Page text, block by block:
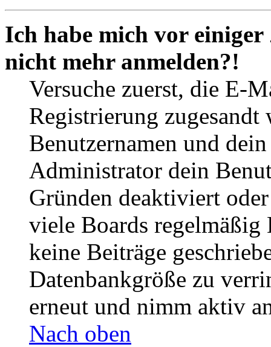
Ich habe mich vor
nicht mehr anmelden?!
Versuche zuerst, die E-
Registrierung
Benutzernamen und
Administrator dein
Gründen deaktiviert
viele Boards
keine Beiträge
Datenbankgröße zu
erneut und nimm aktiv
Nach oben